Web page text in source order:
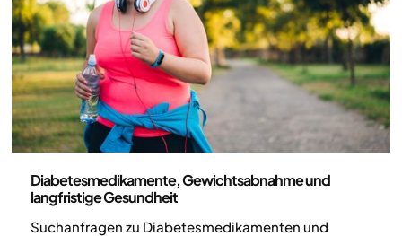
Diabetesmedikamente, Gewichtsabnahme und
langfristige Gesundheit
Suchanfragen zu Diabetesmedikamenten und